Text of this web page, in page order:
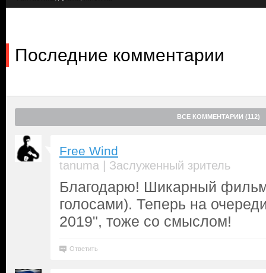
Последние комментарии
ВСЕ КОММЕНТАРИИ (112)
Free Wind
tanuma | Заслуженный зритель
Благодарю! Шикарный
голосами). Теперь на
2019", тоже со смыслом!
Ответить